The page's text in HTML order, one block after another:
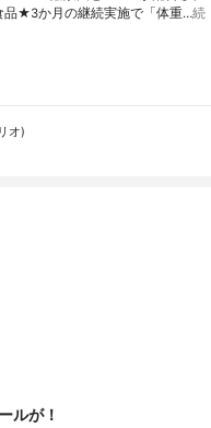
品★3か月の継続実施で「体重…続
オ)
ルが！